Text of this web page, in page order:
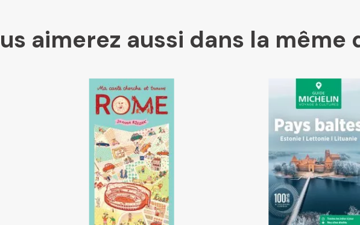
Place des libraires
Boutique L'Aventure Michelin
aimerez aussi dans la